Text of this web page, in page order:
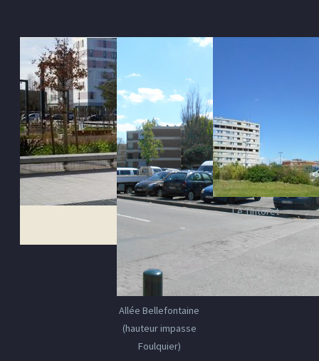
Allée Bellefontaine
(hauteur impasse
Foulquier)
Le Tintoret